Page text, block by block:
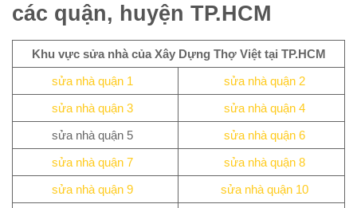
các quận, huyện TP.HCM
Khu vực sửa nhà của Xây Dựng Thợ Việt tại TP.HCM
sửa nhà quận 1
sửa nhà quận 2
sửa nhà quận 3
sửa nhà quận 4
sửa nhà quận 5
sửa nhà quận 6
sửa nhà quận 7
sửa nhà quận 8
sửa nhà quận 9
sửa nhà quận 10